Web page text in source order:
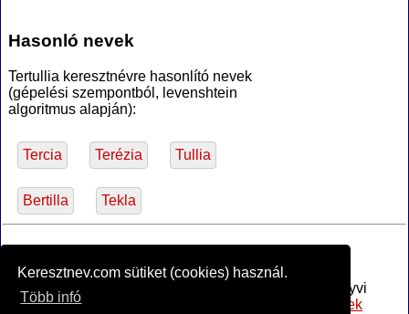
Keresztnev.com sütiket (cookies) használ.
Több infó
Hasonló nevek
Tertullia keresztnévre hasonlító nevek
(gépelési szempontból, levenshtein
algoritmus alapján):
Tercia Terézia Tullia
Bertilla Tekla
Az MTA Nyelvtudományi Intézete által anyakönyvi
bejegyzésre alkalmasnak minősített
női utónevek